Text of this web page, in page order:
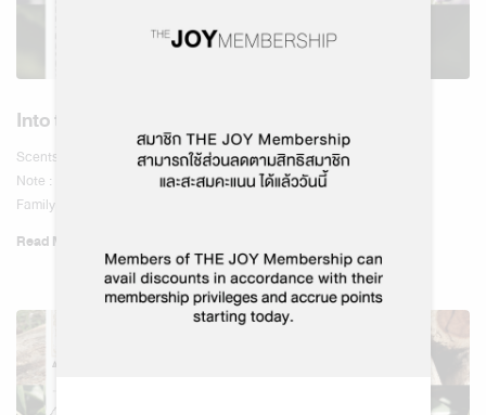
Into the Night
Scents Details :
Note : M
Family : Flower – Blended
Level : Comfortable
Read More